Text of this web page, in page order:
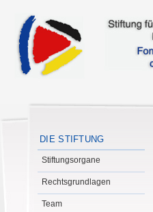
DIE STIFTUNG
Stiftungsorgane
Rechtsgrundlagen
Team